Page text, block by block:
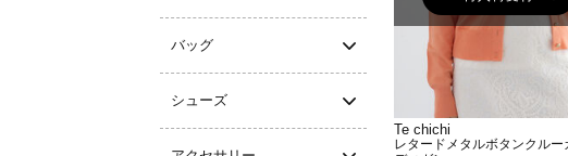
バッグ
シューズ
Te chichi
レタードメタルボタンクルー